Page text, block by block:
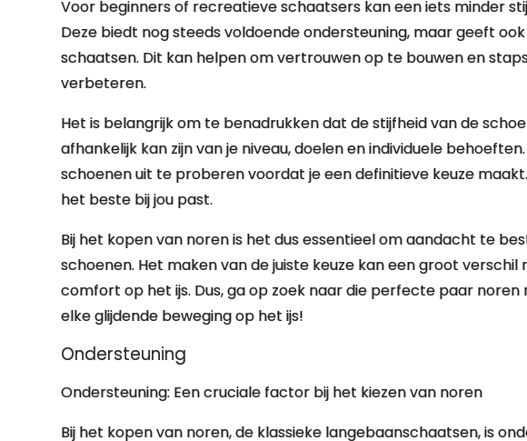
Voor beginners of recreatieve schaatsers kan een iets minder
Deze biedt nog steeds voldoende ondersteuning, maar geeft
schaatsen. Dit kan helpen om vertrouwen op te bouwen en
verbeteren.
Het is belangrijk om te benadrukken dat de stijfheid van de
afhankelijk kan zijn van je niveau, doelen en individuele
schoenen uit te proberen voordat je een definitieve keuze
het beste bij jou past.
Bij het kopen van noren is het dus essentieel om aandacht te
schoenen. Het maken van de juiste keuze kan een groot
comfort op het ijs. Dus, ga op zoek naar die perfecte paar
elke glijdende beweging op het ijs!
Ondersteuning
Ondersteuning: Een cruciale factor bij het kiezen van noren
Bij het kopen van noren, de klassieke langebaanschaatsen, is